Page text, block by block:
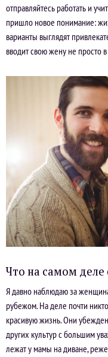
отправляйтесь работать и
пришло новое понимание:
варианты выглядят
вводит свою жену не просто
Что на самом
Я давно наблюдаю за
рубежом. На деле почти
красивую жизнь. Они
других культур с большим
лежат у мамы на диване,